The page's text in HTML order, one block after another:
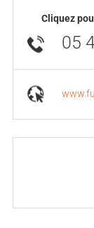
Cliquez
05